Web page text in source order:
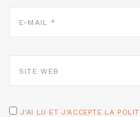
MAIL
WEB
J'AI LU ET J'ACCEPTE LA